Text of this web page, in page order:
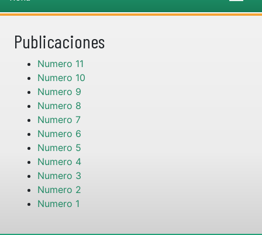
Publicaciones
Numero 11
Numero 10
Numero 9
Numero 8
Numero 7
Numero 6
Numero 5
Numero 4
Numero 3
Numero 2
Numero 1